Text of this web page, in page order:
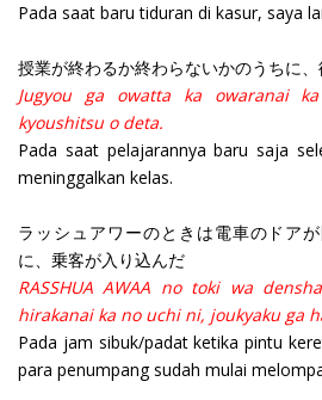
Pada saat baru tiduran di kasur, saya
授業が終わるか終わらないかのうちに、
Jugyou ga owatta ka owaranai
kyoushitsu o deta.
Pada saat pelajarannya baru saja
meninggalkan kelas.
ラッシュアワーのときは電車のドア
に、乗客が入り込んだ
RASSHUA AWAA no toki wa
hirakanai ka no uchi ni, joukyaku ga
Pada jam sibuk/padat ketika pintu
para penumpang sudah mulai